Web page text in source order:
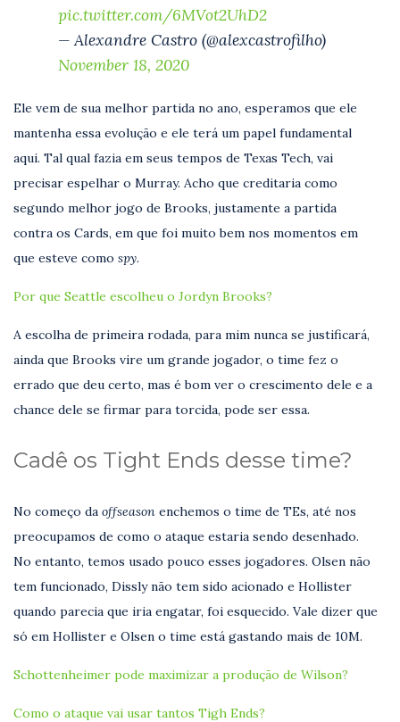
pic.twitter.com/6MVot2UhD2
— Alexandre Castro (@alexcastrofilho)
November 18, 2020
Ele vem de sua melhor partida no ano, esperamos que ele
mantenha essa evolução e ele terá um papel fundamental
aqui. Tal qual fazia em seus tempos de Texas Tech, vai
precisar espelhar o Murray. Acho que creditaria como
segundo melhor jogo de Brooks, justamente a partida
contra os Cards, em que foi muito bem nos momentos em
que esteve como spy.
Por que Seattle escolheu o Jordyn Brooks?
A escolha de primeira rodada, para mim nunca se justificará,
ainda que Brooks vire um grande jogador, o time fez o
errado que deu certo, mas é bom ver o crescimento dele e a
chance dele se firmar para torcida, pode ser essa.
Cadê os Tight Ends desse time?
No começo da offseason enchemos o time de TEs, até nos
preocupamos de como o ataque estaria sendo desenhado.
No entanto, temos usado pouco esses jogadores. Olsen não
tem funcionado, Dissly não tem sido acionado e Hollister
quando parecia que iria engatar, foi esquecido. Vale dizer que
só em Hollister e Olsen o time está gastando mais de 10M.
Schottenheimer pode maximizar a produção de Wilson?
Como o ataque vai usar tantos Tigh Ends?